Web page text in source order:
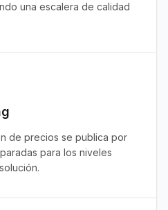
una escalera de calidad
de precios se publica por
para los niveles